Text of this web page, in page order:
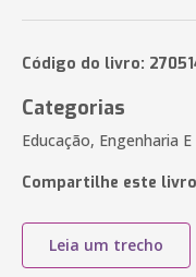
Código do livro:
Categorias
Educação, Engenharia
Compartilhe este livro
Leia um trecho